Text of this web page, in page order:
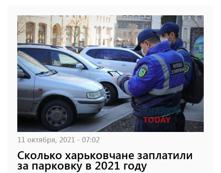
11 октября, 2021 - 07:02
Сколько харьковчане заплатили
за парковку в 2021 году